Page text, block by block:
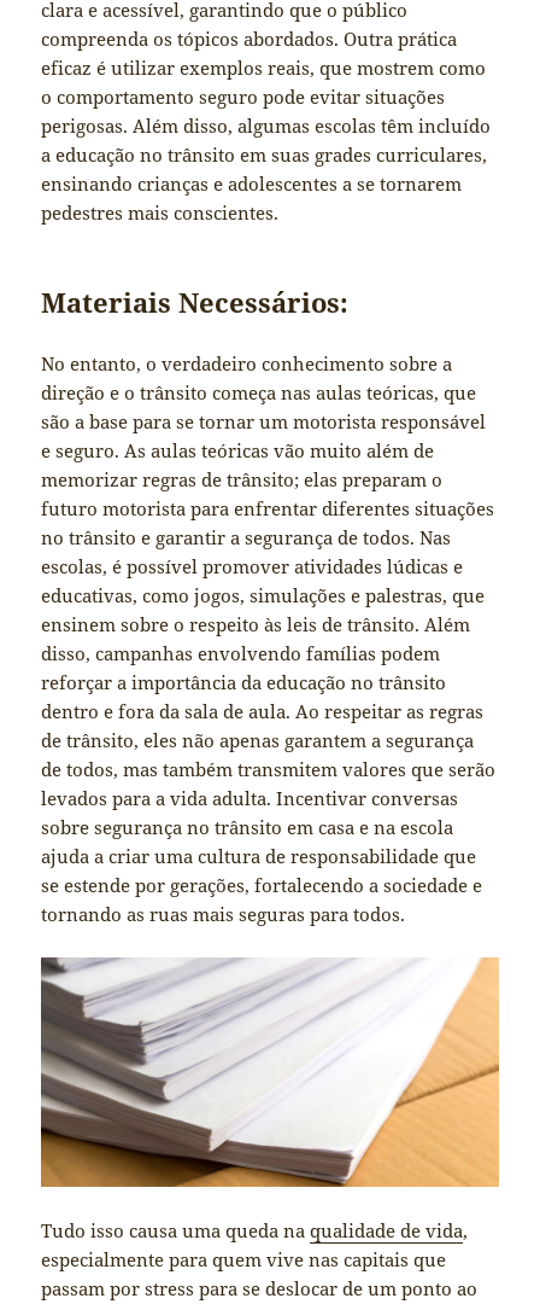
clara e acessível, garantindo que o público
compreenda os tópicos abordados. Outra prática
eficaz é utilizar exemplos reais, que mostrem como
o comportamento seguro pode evitar situações
perigosas. Além disso, algumas escolas têm incluído
a educação no trânsito em suas grades curriculares,
ensinando crianças e adolescentes a se tornarem
pedestres mais conscientes.
Materiais Necessários:
No entanto, o verdadeiro conhecimento sobre a
direção e o trânsito começa nas aulas teóricas, que
são a base para se tornar um motorista responsável
e seguro. As aulas teóricas vão muito além de
memorizar regras de trânsito; elas preparam o
futuro motorista para enfrentar diferentes situações
no trânsito e garantir a segurança de todos. Nas
escolas, é possível promover atividades lúdicas e
educativas, como jogos, simulações e palestras, que
ensinem sobre o respeito às leis de trânsito. Além
disso, campanhas envolvendo famílias podem
reforçar a importância da educação no trânsito
dentro e fora da sala de aula. Ao respeitar as regras
de trânsito, eles não apenas garantem a segurança
de todos, mas também transmitem valores que serão
levados para a vida adulta. Incentivar conversas
sobre segurança no trânsito em casa e na escola
ajuda a criar uma cultura de responsabilidade que
se estende por gerações, fortalecendo a sociedade e
tornando as ruas mais seguras para todos.
Tudo isso causa uma queda naqualidade de vida,
especialmente para quem vive nas capitais que
passam por stress para se deslocar de um ponto ao